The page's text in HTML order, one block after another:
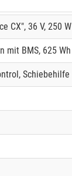
CX", 36 V, 250 W
mit BMS, 625 Wh
Schiebehilfe